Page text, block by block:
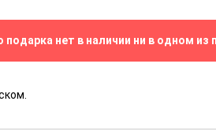
подарка нет в наличии ни в одном